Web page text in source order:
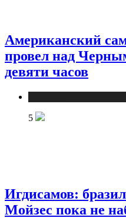
Американский
провел над
девяти часов
5
Игдисамов:
Мойзес пока не